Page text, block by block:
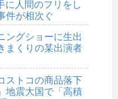
人間のフリをし
件が相次ぐ
ングショーに生出
まくりの某出演者
ストコの商品落下
地震大国で「高積